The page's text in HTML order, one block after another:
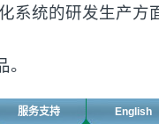
系统的研发生产方
服务支持
English